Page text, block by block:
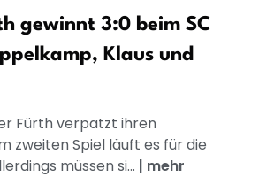
gewinnt 3:0 beim SC
Klaus und
Fürth verpatzt ihren
zweiten Spiel läuft es für die
müssen si... | mehr